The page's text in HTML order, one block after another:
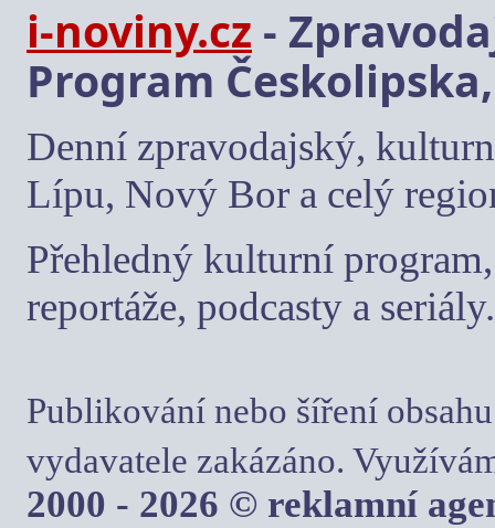
i-noviny.cz -
Program
Denní zpravodajský,
Lípu, Nový Bor a celý
Přehledný kulturní
reportáže, podcasty a seriály.
Publikování nebo šíření
vydavatele zakázáno.
2000 - 2026 © reklamní